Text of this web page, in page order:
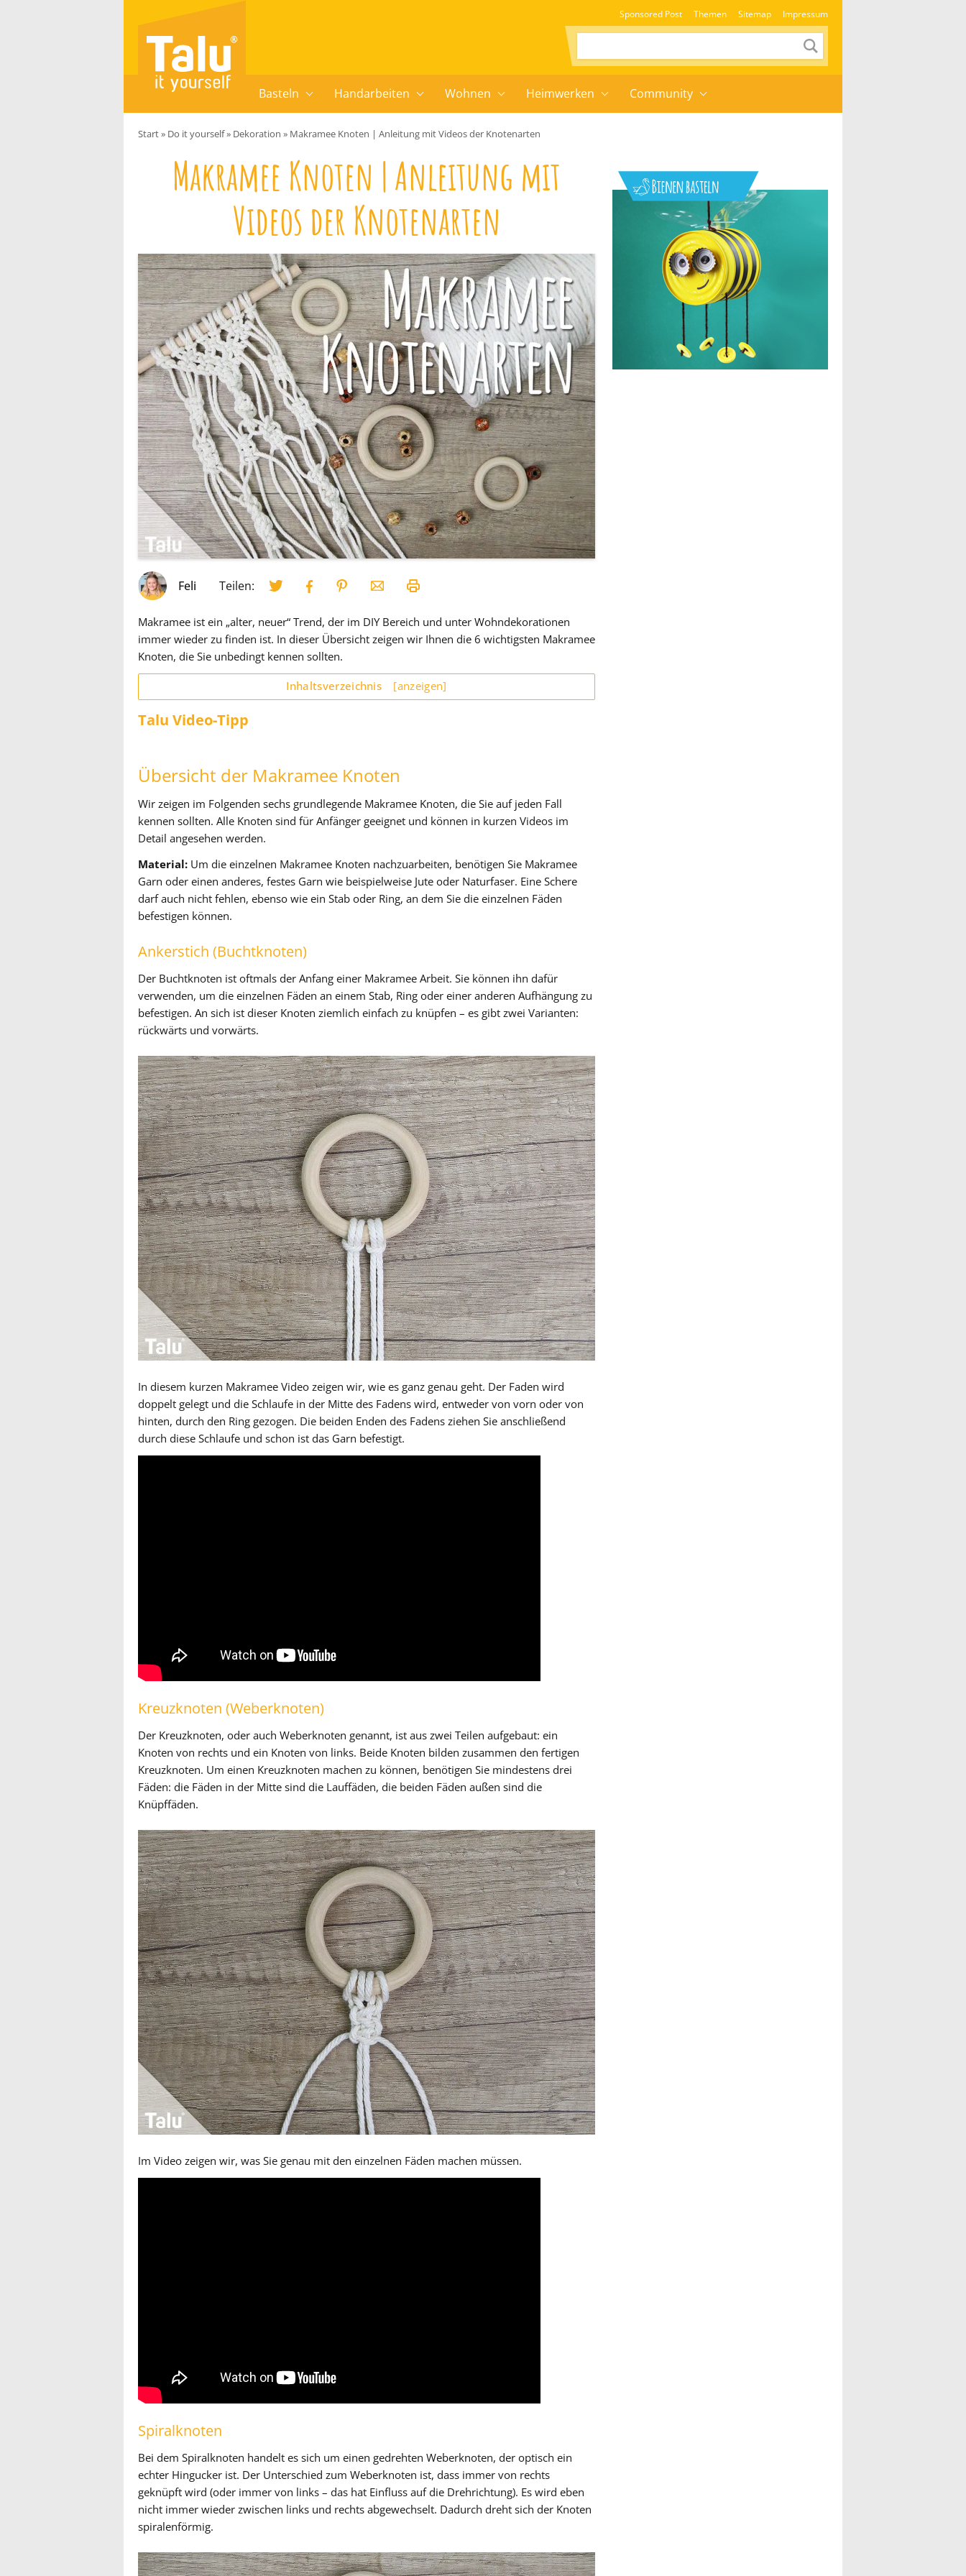
Sponsored Post Themen Sitemap Impressum
Basteln Handarbeiten Wohnen Heimwerken Community
Start» Do it yourself» Dekoration » Makramee Knoten | Anleitung mit Videos der Knotenarten
Makramee Knoten | Anleitung mit
Videos der Knotenarten
Feli Teilen:
Makramee ist ein „alter, neuer“ Trend, der im DIY Bereich und unter Wohndekorationen
immer wieder zu finden ist. In dieser Übersicht zeigen wir Ihnen die 6 wichtigsten Makramee
Knoten, die Sie unbedingt kennen sollten.
Inhaltsverzeichnis [anzeigen]
Talu Video-Tipp
Übersicht der Makramee Knoten
Wir zeigen im Folgenden sechs grundlegende Makramee Knoten, die Sie auf jeden Fall
kennen sollten. Alle Knoten sind für Anfänger geeignet und können in kurzen Videos im
Detail angesehen werden.
Material: Um die einzelnen Makramee Knoten nachzuarbeiten, benötigen Sie Makramee
Garn oder einen anderes, festes Garn wie beispielweise Jute oder Naturfaser. Eine Schere
darf auch nicht fehlen, ebenso wie ein Stab oder Ring, an dem Sie die einzelnen Fäden
befestigen können.
Ankerstich (Buchtknoten)
Der Buchtknoten ist oftmals der Anfang einer Makramee Arbeit. Sie können ihn dafür
verwenden, um die einzelnen Fäden an einem Stab, Ring oder einer anderen Aufhängung zu
befestigen. An sich ist dieser Knoten ziemlich einfach zu knüpfen – es gibt zwei Varianten:
rückwärts und vorwärts.
In diesem kurzen Makramee Video zeigen wir, wie es ganz genau geht. Der Faden wird
doppelt gelegt und die Schlaufe in der Mitte des Fadens wird, entweder von vorn oder von
hinten, durch den Ring gezogen. Die beiden Enden des Fadens ziehen Sie anschließend
durch diese Schlaufe und schon ist das Garn befestigt.
Kreuzknoten (Weberknoten)
Der Kreuzknoten, oder auch Weberknoten genannt, ist aus zwei Teilen aufgebaut: ein
Knoten von rechts und ein Knoten von links. Beide Knoten bilden zusammen den fertigen
Kreuzknoten. Um einen Kreuzknoten machen zu können, benötigen Sie mindestens drei
Fäden: die Fäden in der Mitte sind die Lauffäden, die beiden Fäden außen sind die
Knüpffäden.
Im Video zeigen wir, was Sie genau mit den einzelnen Fäden machen müssen.
Spiralknoten
Bei dem Spiralknoten handelt es sich um einen gedrehten Weberknoten, der optisch ein
echter Hingucker ist. Der Unterschied zum Weberknoten ist, dass immer von rechts
geknüpft wird (oder immer von links – das hat Einfluss auf die Drehrichtung). Es wird eben
nicht immer wieder zwischen links und rechts abgewechselt. Dadurch dreht sich der Knoten
spiralenförmig.